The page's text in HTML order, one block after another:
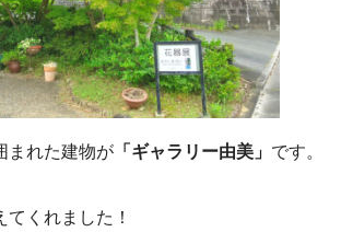
まれた建物が 「ギャラリー由美」 です。
くれました！